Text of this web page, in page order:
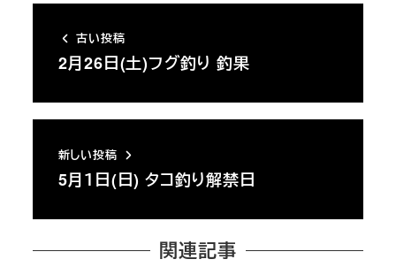
古い投稿
2月26日(土)フグ釣り 釣果
新しい投稿
5月１日(日) タコ釣り解禁日
関連記事